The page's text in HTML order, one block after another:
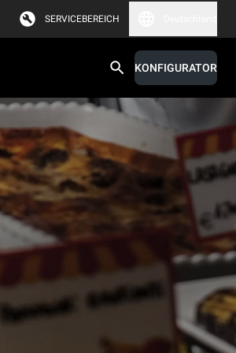
SERVICEBEREICH
KONFIGURATOR